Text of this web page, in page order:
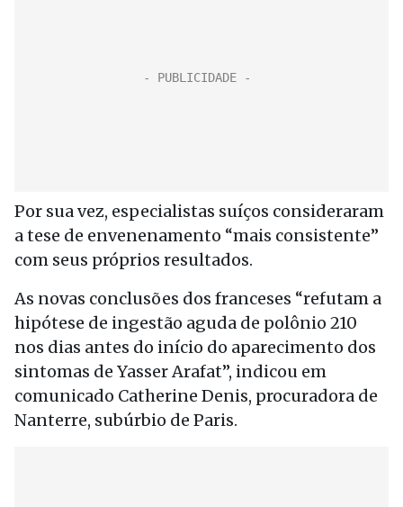
Por sua vez, especialistas suíços consideraram
a tese de envenenamento “mais consistente”
com seus próprios resultados.
As novas conclusões dos franceses “refutam a
hipótese de ingestão aguda de polônio 210
nos dias antes do início do aparecimento dos
sintomas de Yasser Arafat”, indicou em
comunicado Catherine Denis, procuradora de
Nanterre, subúrbio de Paris.